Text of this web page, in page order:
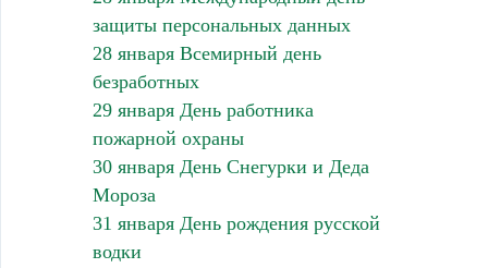
защиты персональных данных
28 января Всемирный день
безработных
29 января День работника
пожарной охраны
30 января День Снегурки и Деда
Мороза
31 января День рождения русской
водки